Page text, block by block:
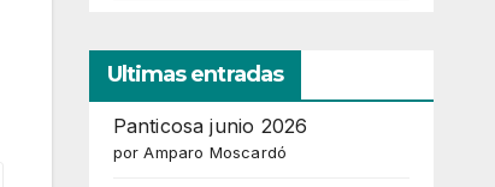
Ultimas entradas
Panticosa junio 2026
por Amparo Moscardó